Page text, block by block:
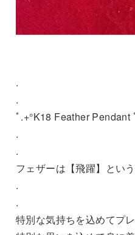
.
.
ﾟ.+°K18 Feather Pendant
.
.
フェザーは【飛躍】とい
.
.
特別な気持ちを込めてプ